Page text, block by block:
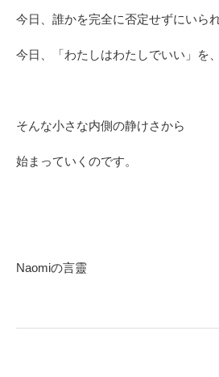
今日、誰かを完全に否定せずにいられ
今日、「わたしはわたしでいい」を
そんな小さな内側の静けさから
始まっていくのです。
Naomiの言靈